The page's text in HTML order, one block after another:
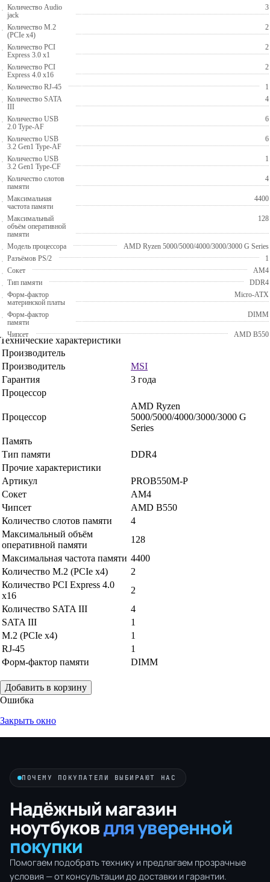
Количество Audio
jack
3
Количество M.2
(PCIe x4)
2
Количество PCI
Express 3.0 x1
2
Количество PCI
Express 4.0 x16
2
Количество RJ-45
1
Количество SATA
III
4
Количество USB
2.0 Type-AF
6
Количество USB
3.2 Gen1 Type-AF
6
Количество USB
3.2 Gen1 Type-CF
1
Количество слотов
памяти
4
Максимальная
частота памяти
4400
Максимальный
объём оперативной
памяти
128
Модель процессора
AMD Ryzen 5000/5000/4000/3000/3000 G Series
Разъёмов PS/2
1
Сокет
AM4
Тип памяти
DDR4
Форм-фактор
материнской платы
Micro-ATX
Форм-фактор
памяти
DIMM
Чипсет AMD B550
Технические характеристики
Производитель
Производитель
MSI
Гарантия
3 года
Процессор
Процессор
AMD Ryzen
5000/5000/4000/3000/3000 G
Series
Память
Тип памяти
DDR4
Прочие характеристики
Артикул
PROB550M-P
Сокет
AM4
Чипсет
AMD B550
Количество слотов памяти
4
Максимальный объём
оперативной памяти
128
Максимальная частота памяти 4400
Количество M.2 (PCIe x4)
2
Количество PCI Express 4.0
x16
2
Количество SATA III
4
SATA III
1
M.2 (PCIe x4)
1
RJ-45
1
Форм-фактор памяти
DIMM
Добавить в корзину
Ошибка
Закрыть окно
ПОЧЕМУ ПОКУПАТЕЛИ ВЫБИРАЮТ НАС
Надёжный магазин
ноутбуковдля уверенной
покупки
Помогаем подобрать технику и предлагаем прозрачные
условия — от консультации до доставки и гарантии.